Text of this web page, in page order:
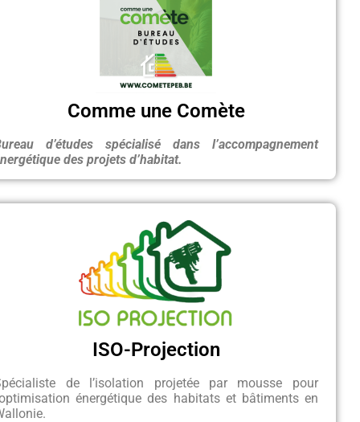
Comme une Comète
d’études spécialisé dans l’accompagnement
des projets d’habitat.
ISO-Projection
de l’isolation projetée par mousse pour
énergétique des habitats et bâtiments en